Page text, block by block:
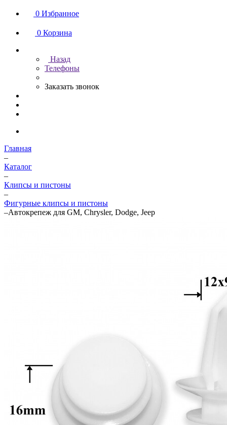
0 Избранное
0 Корзина
Назад
Телефоны
Заказать звонок
Главная
–
Каталог
–
Клипсы и пистоны
–
Фигурные клипсы и пистоны
–Автокрепеж для GM, Chrysler, Dodge, Jeep